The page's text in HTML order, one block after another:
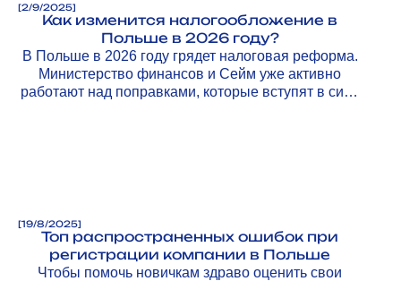
[2/9/2025]
Как изменится налогообложение в
Польше в 2026 году?
В Польше в 2026 году грядет налоговая реформа.
Министерство финансов и Сейм уже активно
работают над поправками, которые вступят в силу
[19/8/2025]
Топ распространенных ошибок при
регистрации компании в Польше
Чтобы помочь новичкам здраво оценить свои